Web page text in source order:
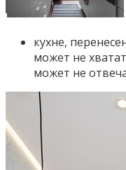
кухне,
может не
может не